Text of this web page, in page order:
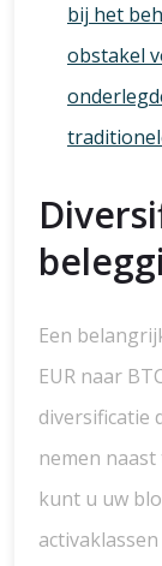
bij het
obstakel
Een
EUR naar
diversificatie
nemen naast
kunt u uw